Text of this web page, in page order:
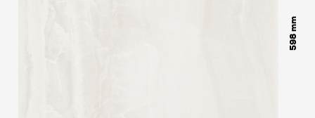
598